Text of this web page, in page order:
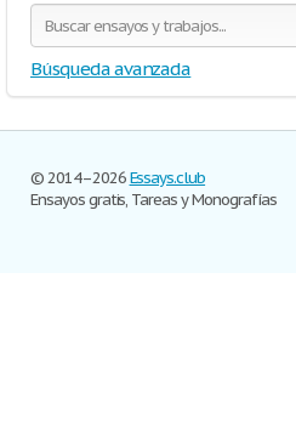
Búsqueda avanzada
© 2014–2026Essays.club
Ensayos gratis, Tareas y Monografías